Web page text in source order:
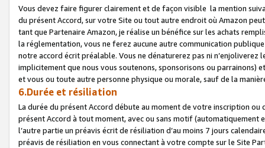
Vous devez faire figurer clairement et de façon visible la mention
du présent Accord, sur votre Site ou tout autre endroit où Amazon
tant que Partenaire Amazon, je réalise un bénéfice sur les achats
la réglementation, vous ne ferez aucune autre communication
notre accord écrit préalable. Vous ne dénaturerez pas ni
implicitement que nous vous soutenons, sponsorisons ou parrainons)
et vous ou toute autre personne physique ou morale, sauf de la
6.Durée et résiliation
La durée du présent Accord débute au moment de votre inscription
présent Accord à tout moment, avec ou sans motif (automatiquement
l’autre partie un préavis écrit de résiliation d’au moins 7 jours
préavis de résiliation en vous connectant à votre compte sur le Site